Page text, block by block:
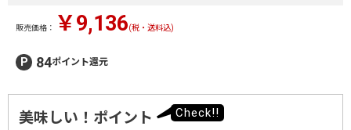
販売価格： ￥9,136(税・送料込)
84ポイント還元
美味しい！ポイント